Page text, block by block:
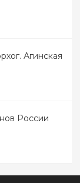
Агинская
России